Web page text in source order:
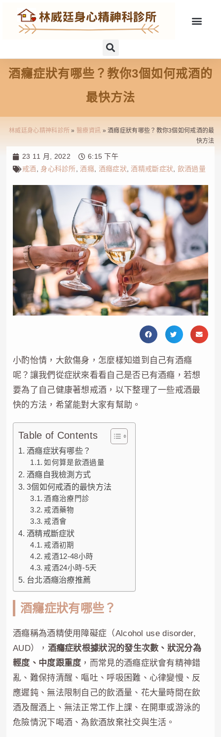
酒癮症狀有哪些？教你3個如何戒酒的
最快方法
林威廷身心精神科診所 »醫療資訊 »酒癮症狀有哪些？教你3個如何戒酒的最
快方法
23 11 月, 2022
6:15 下午
戒酒
身心科診所 酒癮 酒癮症狀, 酒精戒斷症狀 飲酒過量
小酌怡情，大飲傷身，怎麼樣知道到自己有酒癮
呢？讓我們從症狀來看看自己是否已有酒癮，若想
要為了自己健康著想戒酒，以下整理了一些戒酒最
快的方法，希望能對大家有幫助。
Table of Contents
酒癮症狀有哪些？
如何算是飲酒過量
酒癮自我檢測方式
3個如何戒酒的最快方法
酒癮治療門診
戒酒藥物
戒酒會
酒精戒斷症狀
戒酒初期
戒酒12-48小時
戒酒24小時-5天
台北酒癮治療推薦
酒癮症狀有哪些？
酒癮稱為酒精使用障礙症（Alcohol use disorder,
AUD）， 酒癮症狀根據狀況的發生次數、狀況分為
輕度、中度跟重度 ，而常見的酒癮症狀會有精神錯
亂、難保持清醒、嘔吐、呼吸困難、心律變慢、反
應遲鈍、無法限制自己的飲酒量、花大量時間在飲
酒及醒酒上、無法正常工作上課、在開車或游泳的
危險情況下喝酒、為飲酒放棄社交與生活。